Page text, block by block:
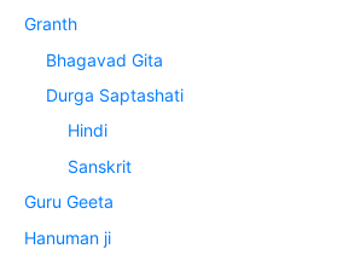
Granth
Bhagavad Gita
Durga Saptashati
Hindi
Sanskrit
Guru Geeta
Hanuman ji